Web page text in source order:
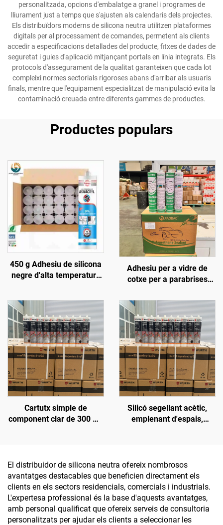
personalitzada, opcions d'embalatge a granel i programes de
lliurament just a temps que s'ajusten als calendaris dels projectes.
Els distribuïdors moderns de silicona neutra utilitzen plataformes
digitals per al processament de comandes, permetent als clients
accedir a especificacions detallades del producte, fitxes de dades de
seguretat i guies d'aplicació mitjançant portals en línia integrats. Els
protocols d'assegurament de la qualitat garanteixen que cada lot
compleixi normes sectorials rigoroses abans d'arribar als usuaris
finals, mentre que l'equipament especialitzat de manipulació evita la
contaminació creuada entre diferents gammes de productes.
Productes populars
450 g Adhesiu de silicona
negre d'alta temperatura
Adhesiu per a vidre de
cotxe per a parabrises
claraboïgues, adhesiu
impermeable contra fuites
d'aigua, poliuretà fort,
negre
Cartutx simple de
component clar de 300 ml,
Silicó segellant acètic,
emplenant d'espais,
El distribuidor de silicona neutra ofereix nombrosos
avantatges destacables que beneficien directament els
clients en els sectors residencials, comercials i industrials.
L'expertesa professional és la base d'aquests avantatges,
amb personal qualificat que ofereix serveis de consultoria
personalitzats per ajudar els clients a seleccionar les